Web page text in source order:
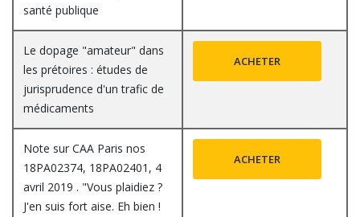
santé publique
Le dopage "amateur" dans
les prétoires : études de
jurisprudence d'un trafic de
médicaments
ACHETER
Note sur CAA Paris nos
18PA02374, 18PA02401, 4
avril 2019 . "Vous plaidiez ?
J'en suis fort aise. Eh bien !
ACHETER